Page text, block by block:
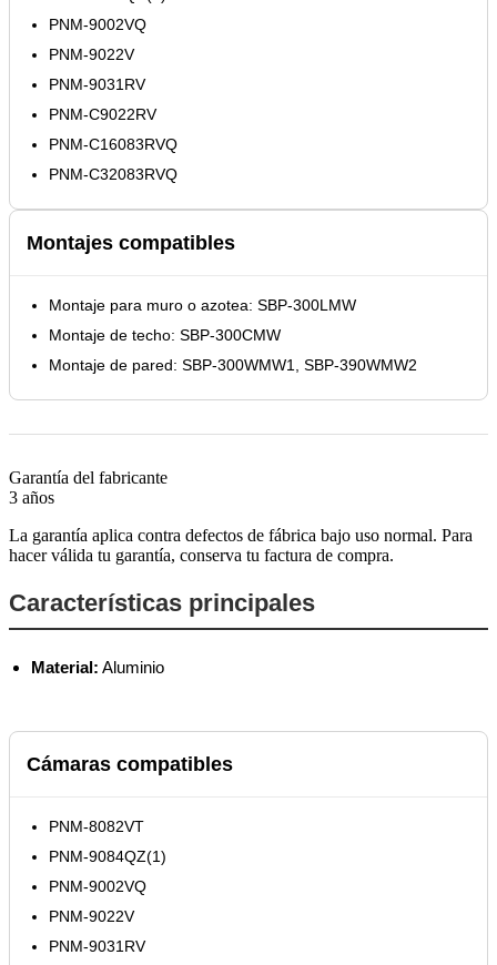
PNM-9002VQ
PNM-9022V
PNM-9031RV
PNM-C9022RV
PNM-C16083RVQ
PNM-C32083RVQ
Montajes compatibles
Montaje para muro o azotea: SBP-300LMW
Montaje de techo: SBP-300CMW
Montaje de pared: SBP-300WMW1, SBP-390WMW2
Garantía del fabricante
3 años
La garantía aplica contra defectos de fábrica bajo uso normal. Para
hacer válida tu garantía, conserva tu factura de compra.
Características principales
Material: Aluminio
Cámaras compatibles
PNM-8082VT
PNM-9084QZ(1)
PNM-9002VQ
PNM-9022V
PNM-9031RV